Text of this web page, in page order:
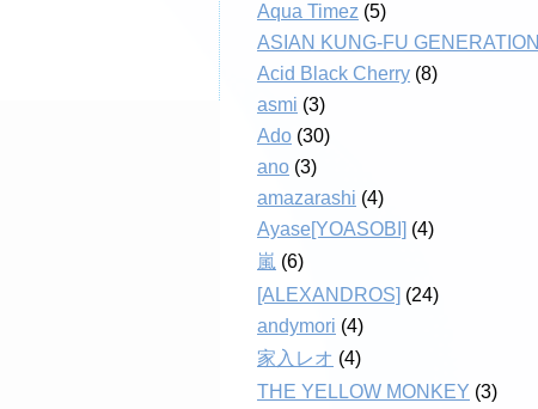
Aqua Timez (5)
ASIAN KUNG-FU GENERATION
Acid Black Cherry (8)
asmi (3)
Ado (30)
ano (3)
amazarashi (4)
Ayase[YOASOBI] (4)
嵐 (6)
[ALEXANDROS] (24)
andymori (4)
家入レオ (4)
THE YELLOW MONKEY (3)